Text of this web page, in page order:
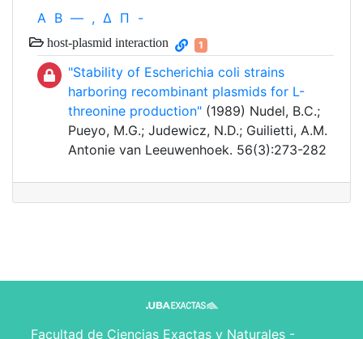
Α Β — , Δ Π -
host-plasmid interaction 1
"Stability of Escherichia coli strains
harboring recombinant plasmids for L-
threonine production" (1989) Nudel, B.C.;
Pueyo, M.G.; Judewicz, N.D.; Guilietti, A.M.
Antonie van Leeuwenhoek. 56(3):273-282
Facultad de Ciencias Exactas y Naturales -